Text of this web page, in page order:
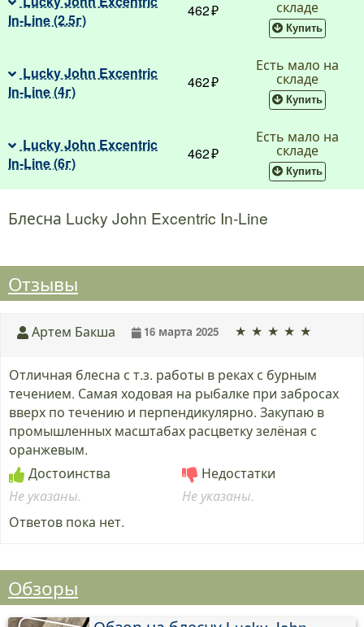
In-Line (2.5г)
462 складе
Купить
Lucky John Excentric
In-Line (4г)
462
Есть мало на
складе
Купить
Lucky John Excentric
In-Line (6г)
462
Есть мало на
складе
Купить
Блесна Lucky John Excentric In-Line
Отзывы
Артем Бакша 16 марта 2025 ★ ★ ★ ★ ★
Отличная блесна с т.з. работы в реках с бурным
течением. Самая ходовая на рыбалке при забросах
вверх по течению и перпендикулярно. Закупаю в
промышленных масштабах расцветку зелёная с
оранжевым.
Достоинства
Не указаны.
Недостатки
Не указаны.
Ответов пока нет.
Обзоры